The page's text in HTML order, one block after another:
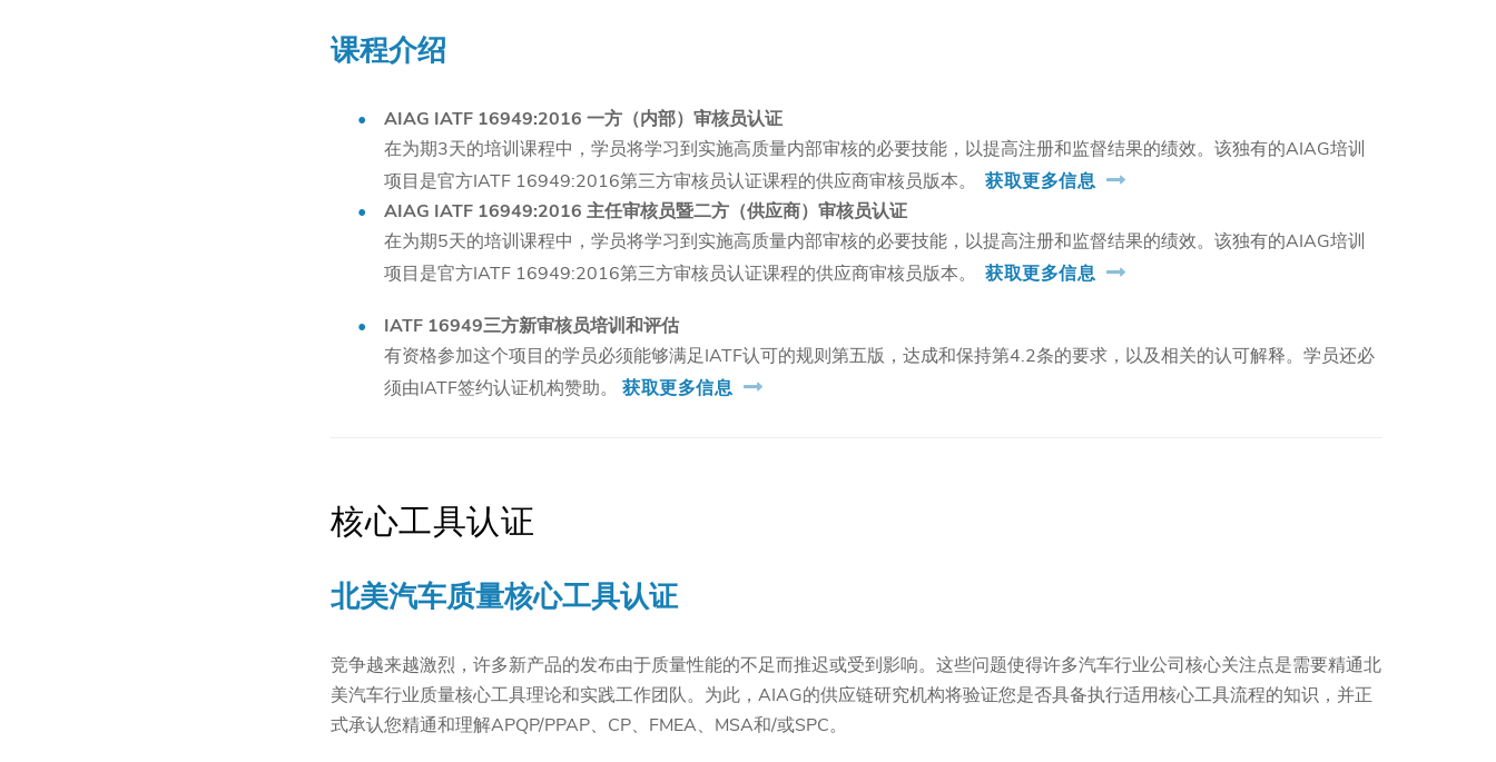
课程介绍
AIAG IATF 16949:2016 一方（内部）审核员认证
在为期3天的培训课程中，学员将学习到实施高质量内部审核的必要技能，以提高注册和监督结果的绩效。该独有的AIAG培训
项目是官方IATF 16949:2016第三方审核员认证课程的供应商审核员版本。 获取更多信息
AIAG IATF 16949:2016 主任审核员暨二方（供应商）审核员认证
在为期5天的培训课程中，学员将学习到实施高质量内部审核的必要技能，以提高注册和监督结果的绩效。该独有的AIAG培训
项目是官方IATF 16949:2016第三方审核员认证课程的供应商审核员版本。 获取更多信息
IATF 16949三方新审核员培训和评估
有资格参加这个项目的学员必须能够满足IATF认可的规则第五版，达成和保持第4.2条的要求，以及相关的认可解释。学员还必
须由IATF签约认证机构赞助。 获取更多信息
核心工具认证
北美汽车质量核心工具认证
竞争越来越激烈，许多新产品的发布由于质量性能的不足而推迟或受到影响。这些问题使得许多汽车行业公司核心关注点是需要精通北
美汽车行业质量核心工具理论和实践工作团队。为此，AIAG的供应链研究机构将验证您是否具备执行适用核心工具流程的知识，并正
式承认您精通和理解APQP/PPAP、CP、FMEA、MSA和/或SPC。